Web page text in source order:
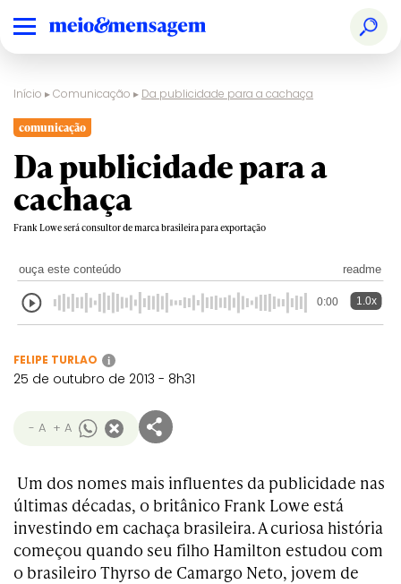
Início ▸Comunicação ▸ Da publicidade para a cachaça
comunicação
Da publicidade para a
cachaça
Frank Lowe será consultor de marca brasileira para exportação
ouça este conteúdo readme
0:00 1.0x
FELIPE TURLAO i
25 de outubro de 2013 - 8h31
- A + A
Um dos nomes mais influentes da publicidade nas
últimas décadas, o britânico Frank Lowe está
investindo em cachaça brasileira. A curiosa história
começou quando seu filho Hamilton estudou com
o brasileiro Thyrso de Camargo Neto, jovem de